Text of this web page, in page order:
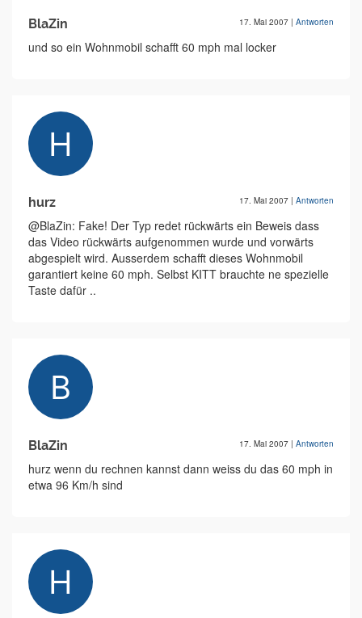
BlaZin 17. Mai 2007 | Antworten
und so ein Wohnmobil schafft 60 mph mal locker
hurz 17. Mai 2007 | Antworten
@BlaZin: Fake! Der Typ redet rückwärts ein Beweis dass
das Video rückwärts aufgenommen wurde und vorwärts
abgespielt wird. Ausserdem schafft dieses Wohnmobil
garantiert keine 60 mph. Selbst KITT brauchte ne spezielle
Taste dafür ..
BlaZin 17. Mai 2007 | Antworten
hurz wenn du rechnen kannst dann weiss du das 60 mph in
etwa 96 Km/h sind